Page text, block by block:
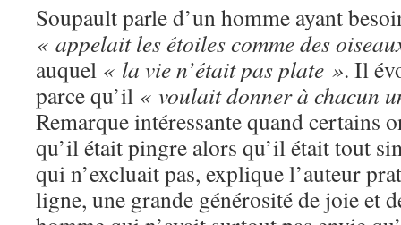
Soupault parle d’un homme ayant
« appelait les étoiles comme des
auquel « la vie n’était pas plate ». Il
parce qu’il « voulait donner à chacun
Remarque intéressante quand certains
qu’il était pingre alors qu’il était tout
qui n’excluait pas, explique l’auteur
ligne, une grande générosité de joie et